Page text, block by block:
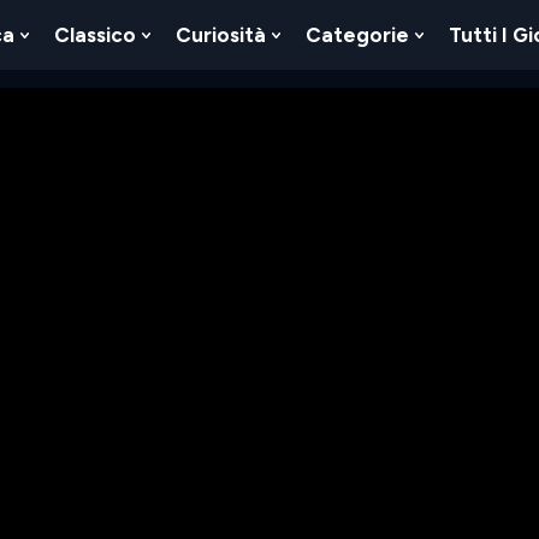
Show
For
Classico
Show
For
Curiosità
Show
For
Categorie
Show
For
Tutti I